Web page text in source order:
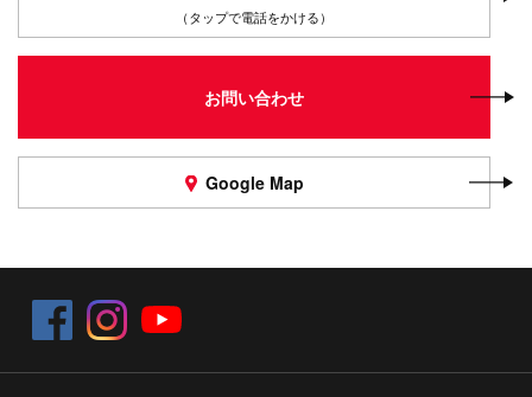
（タップで電話をかける）
お問い合わせ
Google Map